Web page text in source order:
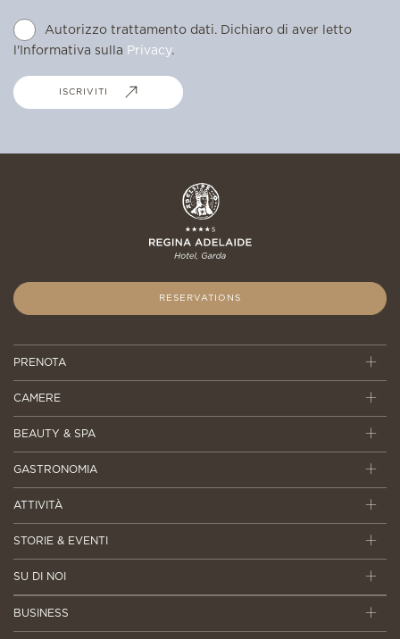
Autorizzo trattamento dati. Dichiaro di aver letto
l'Informativa sulla Privacy.
ISCRIVITI
RESERVATIONS
PRENOTA
CAMERE
BEAUTY & SPA
GASTRONOMIA
ATTIVITÀ
STORIE & EVENTI
SU DI NOI
BUSINESS